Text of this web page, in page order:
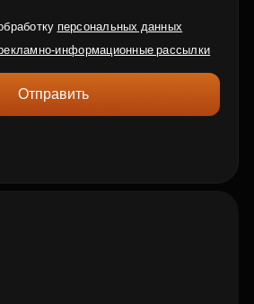
персональных данных
информационные рассылки
Отправить